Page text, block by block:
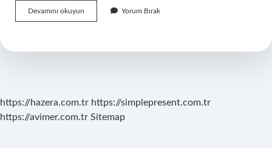
Devamını okuyun
Yapan
Denir
Yorum Bırak
https://hazera.com.tr https://simplepresent.com.tr
https://avimer.com.tr Sitemap